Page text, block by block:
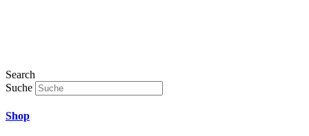
gewählt
werden
Search
Suche
Shop